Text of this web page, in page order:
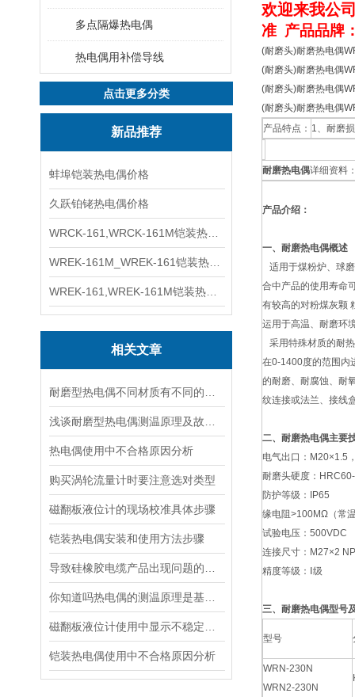
多点隔爆热电偶
热电偶用补偿导线
点击更多分类
新品推荐
蚌埠铠装热电偶价格
久跃铂铑热电偶价格
相关文章
热电偶使用中不合格原因分析
购买涡轮流量计时要注意选对类型
磁翻板液位计的现场校准具体步骤
铠装热电偶安装和使用方法步骤
铠装热电偶使用中不合格原因分析
欢迎来我公
准 产品品牌
(耐磨头)耐磨热电偶
(耐磨头)耐磨热电偶
(耐磨头)耐磨热电偶
(耐磨头)耐磨热电偶
产品特点： 1、耐磨
耐磨热电偶详细资料
产品介绍：
一、耐磨热电偶概述
适用于煤粉炉、球
合中产品的使用寿命
有较高的对粉煤灰颗
运用于高温、耐磨环
采用特殊材质的耐
在0-1400度的范围内
的耐磨、耐腐蚀、耐
纹连接或法兰、接线
二、耐磨热电偶主要
电气出口：M20×1.5
耐磨头硬度：
防护等级：IP65
缘电阻>100MΩ（常
试验电压：500VDC
连接尺寸：M27×2
精度等级：Ⅰ级
三、耐磨热电偶型号
型号
WRN-230N
WRN2-230N